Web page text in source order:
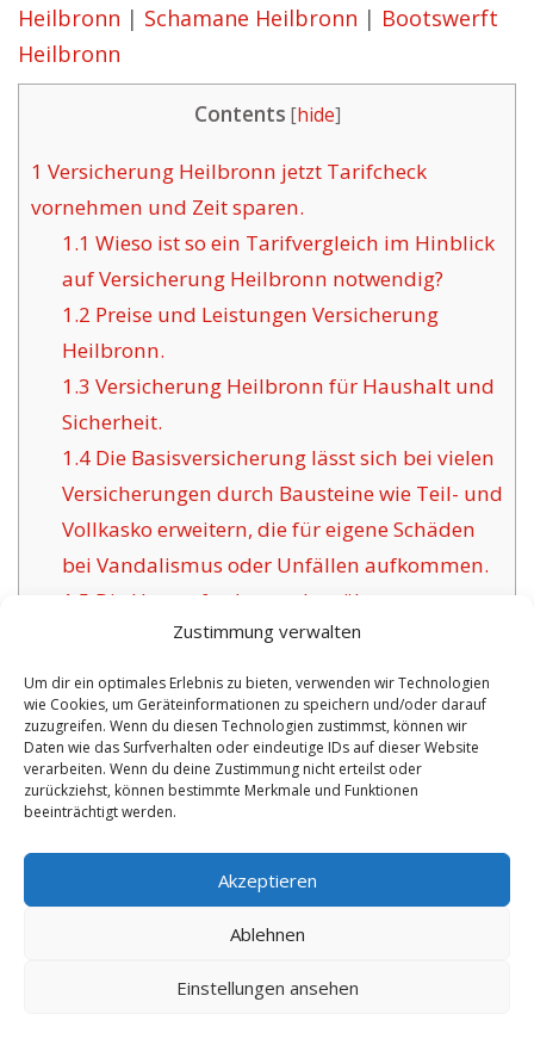
Zustimmung verwalten
Um dir ein optimales Erlebnis zu bieten, verwenden wir Technologien
wie Cookies, um Geräteinformationen zu speichern und/oder darauf
zuzugreifen. Wenn du diesen Technologien zustimmst, können wir
Daten wie das Surfverhalten oder eindeutige IDs auf dieser Website
verarbeiten. Wenn du deine Zustimmung nicht erteilst oder
zurückziehst, können bestimmte Merkmale und Funktionen
beeinträchtigt werden.
Akzeptieren
Ablehnen
Einstellungen ansehen
Heilbronn | Schamane Heilbronn | Bootswerft
Heilbronn
Contents [hide]
1 Versicherung Heilbronn jetzt Tarifcheck
vornehmen und Zeit sparen.
1.1 Wieso ist so ein Tarifvergleich im Hinblick
auf Versicherung Heilbronn notwendig?
1.2 Preise und Leistungen Versicherung
Heilbronn.
1.3 Versicherung Heilbronn für Haushalt und
Sicherheit.
1.4Die Basisversicherung lässt sich bei vielen
Versicherungen durch Bausteine wie Teil- und
Vollkasko erweitern, die für eigene Schäden
bei Vandalismus oder Unfällen aufkommen.
1.5 Die Herausforderung bewährter
Versicherungsgesellschaften für Heilbronn:
1.6
Vorzüge der angebotenen Versicherung in
Heilbronn:
1.6.1Individuelle Absicherungen inklusive
Betreuung:
No tags for this post.
Copyright 2026 by digi-versicherung.de - Versicherung in der Nähe |